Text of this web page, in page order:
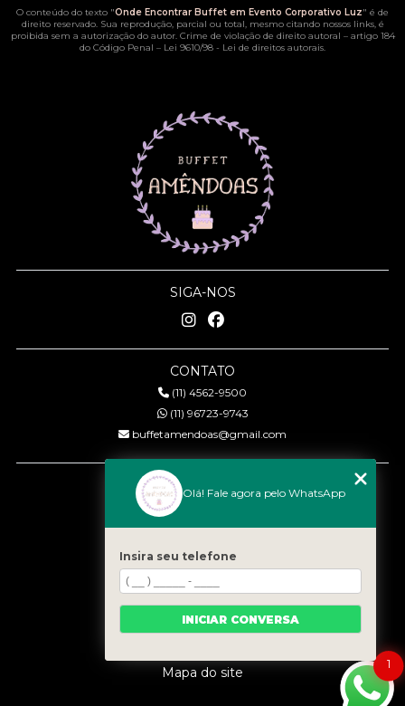
O conteúdo do texto "Onde Encontrar Buffet em Evento Corporativo Luz" é de
direito reservado. Sua reprodução, parcial ou total, mesmo citando nossos links, é
proibida sem a autorização do autor. Crime de violação de direito autoral – artigo 184
do Código Penal – Lei 9610/98 - Lei de direitos autorais.
SIGA-NOS
CONTATO
(11) 4562-9500
(11) 96723-9743
buffetamendoas@gmail.com
MENU
Quem somos
Serviços
Eventos
Gastronomia
Contato
Mapa do site
1
Olá! Fale agora pelo WhatsApp
Insira seu telefone
INICIAR CONVERSA